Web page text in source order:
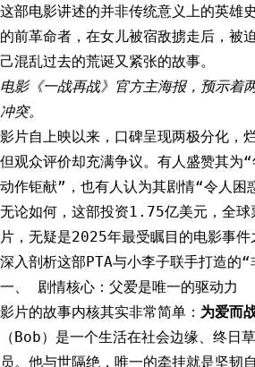
这部电影讲述的并非传统意义上的英雄
的前革命者，在女儿被宿敌掳走后，被
己混乱过去的荒诞又紧张的故事。
电影《一战再战》官方主海报，预示着
冲突。
影片自上映以来，口碑呈现两极分化，
但观众评价却充满争议。有人盛赞其为
动作钜献”，也有人认为其剧情“令人困
无论如何，这部投资1.75亿美元，全球
片，无疑是2025年最受瞩目的电影事
深入剖析这部PTA与小李子联手打造的“
一、 剧情核心：父爱是唯一的驱动力
影片的故事内核其实非常简单： 为爱而
（Bob）是一个生活在社会边缘、终日
员。他与世隔绝，唯一的牵挂就是坚韧